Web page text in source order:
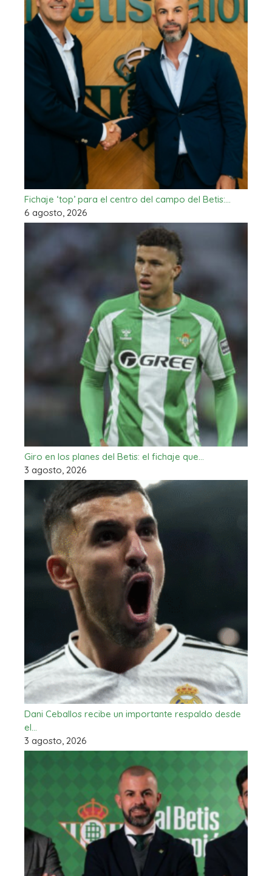
Fichaje ‘top’ para el centro del campo del Betis:…
6 agosto, 2026
Giro en los planes del Betis: el fichaje que…
3 agosto, 2026
Dani Ceballos recibe un importante respaldo desde
el…
3 agosto, 2026